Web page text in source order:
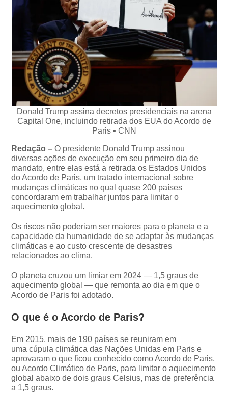
Donald Trump assina decretos presidenciais na arena
Capital One, incluindo retirada dos EUA do Acordo de
Paris • CNN
Redação –O presidente Donald Trump assinou
diversas ações de execução em seu primeiro dia de
mandato, entre elas está a retirada os Estados Unidos
do Acordo de Paris, um tratado internacional sobre
mudanças climáticas no qual quase 200 países
concordaram em trabalhar juntos para limitar o
aquecimento global.
Os riscos não poderiam ser maiores para o planeta e a
capacidade da humanidade de se adaptar às mudanças
climáticas e ao custo crescente de desastres
relacionados ao clima.
O planeta cruzou um limiar em 2024 — 1,5 graus de
aquecimento global — que remonta ao dia em que o
Acordo de Paris foi adotado.
O que é o Acordo de Paris?
Em 2015, mais de 190 países se reuniram em
uma cúpula climática das Nações Unidas em Paris e
aprovaram o que ficou conhecido como Acordo de Paris,
ou Acordo Climático de Paris, para limitar o aquecimento
global abaixo de dois graus Celsius, mas de preferência
a 1,5 graus.